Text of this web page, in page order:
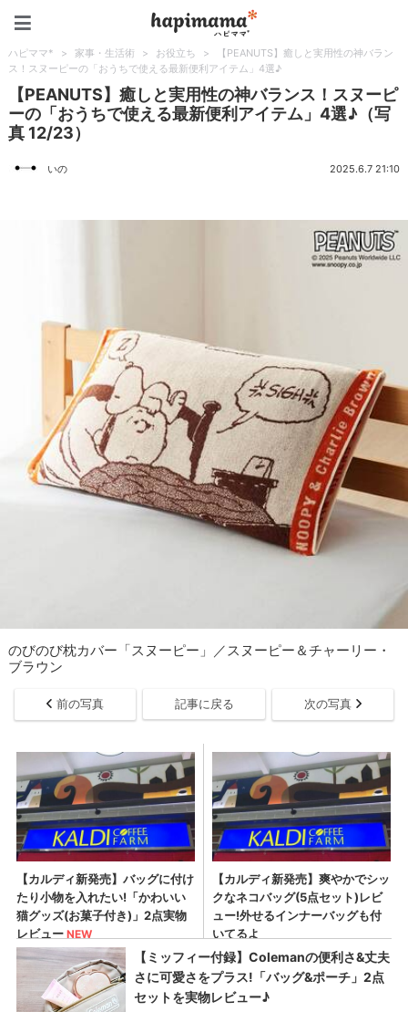
ハピママ* > 家事・生活術 > お役立ち >
【PEANUTS】癒しと実用性の神バラン
ス！スヌーピーの「おうちで使える最新便利アイテム」4選♪
【PEANUTS】癒しと実用性の神バランス！スヌーピ
ーの「おうちで使える最新便利アイテム」4選♪（写
真 12/23）
いの 2025.6.7 21:10
のびのび枕カバー「スヌーピー」／スヌーピー＆チャーリー・
ブラウン
前の写真 記事に戻る 次の写真